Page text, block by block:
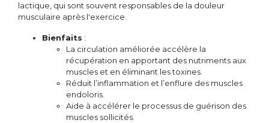
lactique, qui sont souvent responsables de la douleur
musculaire après l'exercice.
Bienfaits :
La circulation améliorée accélère la
récupération en apportant des nutriments aux
muscles et en éliminant les toxines.
Réduit l’inflammation et l’enflure des muscles
endoloris.
Aide à accélérer le processus de guérison des
muscles sollicités.